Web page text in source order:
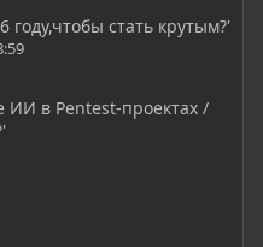
году,чтобы стать крутым?'
ИИ в Pentest-проектах /